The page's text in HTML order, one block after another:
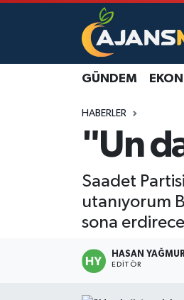
GÜNDEM
HABERLER
"Un
Saadet
utanıyorum
sona
HASAN YAĞMUR
EDITÖR
Gündem
Kültür & Sanat
Malatya Nöbetçi
Malatya Trafik Yoğunluk
TFF 3.Lig 2.Grup Puan
Son Dakika Haberleri